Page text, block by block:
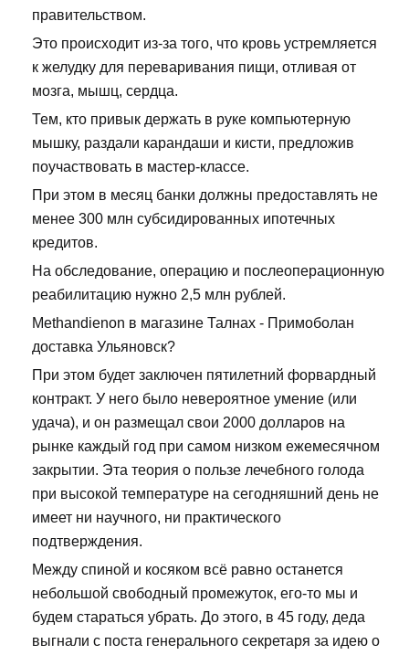
правительством.
Это происходит из-за того, что кровь устремляется
к желудку для переваривания пищи, отливая от
мозга, мышц, сердца.
Тем, кто привык держать в руке компьютерную
мышку, раздали карандаши и кисти, предложив
поучаствовать в мастер-классе.
При этом в месяц банки должны предоставлять не
менее 300 млн субсидированных ипотечных
кредитов.
На обследование, операцию и послеоперационную
реабилитацию нужно 2,5 млн рублей.
Methandienon в магазине Талнах - Примоболан
доставка Ульяновск?
При этом будет заключен пятилетний форвардный
контракт. У него было невероятное умение (или
удача), и он размещал свои 2000 долларов на
рынке каждый год при самом низком ежемесячном
закрытии. Эта теория о пользе лечебного голода
при высокой температуре на сегодняшний день не
имеет ни научного, ни практического
подтверждения.
Между спиной и косяком всё равно останется
небольшой свободный промежуток, его-то мы и
будем стараться убрать. До этого, в 45 году, деда
выгнали с поста генерального секретаря за идею о